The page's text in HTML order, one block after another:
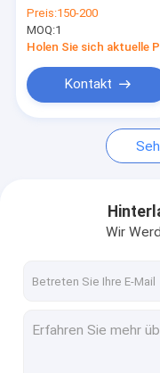
Dell Speicher
3TB 4tb 7.2K 6G
Dämpfungsregler 3,5
Dell Emc Data
Preis:150-200
MOQ:1
Kontakt
Wir